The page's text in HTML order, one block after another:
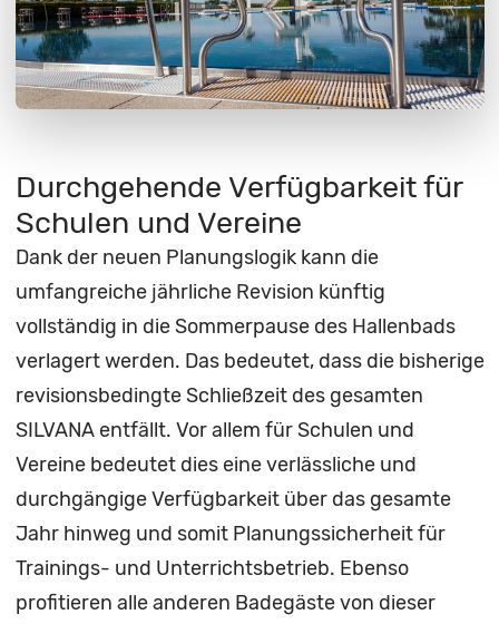
Durchgehende Verfügbarkeit für
Schulen und Vereine
Dank der neuen Planungslogik kann die
umfangreiche jährliche Revision künftig
vollständig in die Sommerpause des Hallenbads
verlagert werden. Das bedeutet, dass die bisherige
revisionsbedingte Schließzeit des gesamten
SILVANA entfällt. Vor allem für Schulen und
Vereine bedeutet dies eine verlässliche und
durchgängige Verfügbarkeit über das gesamte
Jahr hinweg und somit Planungssicherheit für
Trainings- und Unterrichtsbetrieb. Ebenso
profitieren alle anderen Badegäste von dieser